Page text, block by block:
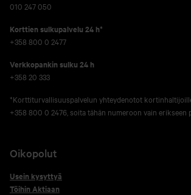
010 247 050
Korttien sulkupalvelu 24 h*
+358 800 0 2477
Verkko­pankin sulku 24 h
+358 20 333
*Korttiturvallisuuspalvelun yhteydenotot
+358 800 0 2476, soita tähän numeroon vain erikseen
Oikopolut
Usein kysyttyä
Töihin Aktiaan